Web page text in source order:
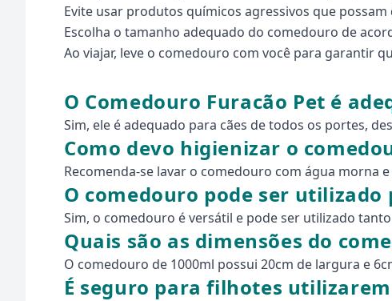
Evite usar produtos químicos agressivos que
Escolha o tamanho adequado do comedouro de
Ao viajar, leve o comedouro com você para garantir
O Comedouro Furacão Pet é
Sim, ele é adequado para cães de todos os portes,
Como devo higienizar o
Recomenda-se lavar o comedouro com água morna
O comedouro pode ser utilizado
Sim, o comedouro é versátil e pode ser utilizado
Quais são as dimensões do
O comedouro de 1000ml possui 20cm de largura e
É seguro para filhotes